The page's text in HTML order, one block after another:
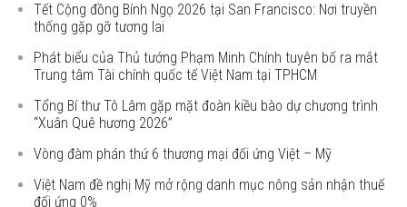
Tết Cộng đồng Bính Ngọ 2026 tại San Francisco: Nơi truyền
thống gặp gỡ tương lai
Phát biểu của Thủ tướng Phạm Minh Chính tuyên bố ra mắt
Trung tâm Tài chính quốc tế Việt Nam tại TPHCM
Tổng Bí thư Tô Lâm gặp mặt đoàn kiều bào dự chương trình
“Xuân Quê hương 2026”
Vòng đàm phán thứ 6 thương mại đối ứng Việt – Mỹ
Việt Nam đề nghị Mỹ mở rộng danh mục nông sản nhận thuế
đối ứng 0%